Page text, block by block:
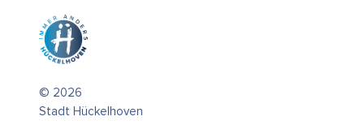
© 2026
Stadt Hückelhoven